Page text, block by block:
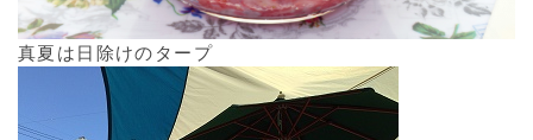
真夏は日除けのタープ